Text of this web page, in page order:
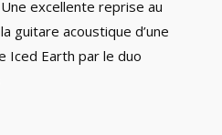
excellente reprise au
guitare acoustique d’une
Iced Earth par le duo